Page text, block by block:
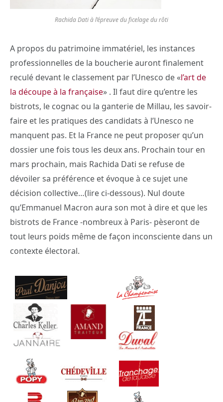
Rachida Dati à l’épreuve du ficelage du rôti
A propos du patrimoine immatériel, les instances
professionnelles de la boucherie auront finalement
reculé devant le classement par l’Unesco de «l’art de
la découpe à la française» . Il faut dire qu’entre les
bistrots, le cognac ou la ganterie de Millau, les savoir-
faire et les pratiques des candidats à l’Unesco ne
manquent pas. Et la France ne peut proposer qu’un
dossier une fois tous les deux ans. Prochain tour en
mars prochain, mais Rachida Dati se refuse de
dévoiler sa préférence et évoque à ce sujet une
décision collective…(lire ci-dessous). Nul doute
qu’Emmanuel Macron aura son mot à dire et que les
bistrots de France -nombreux à Paris- pèseront de
tout leurs poids même de façon inconsciente dans un
contexte électoral.